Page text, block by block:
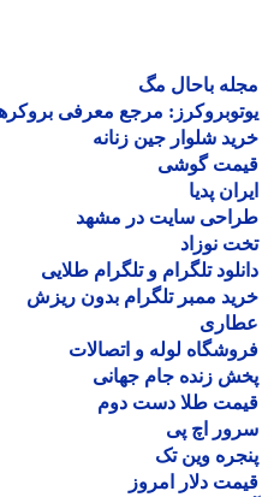
باحال مگ
مرجع معرفی بروکرها
شلوار جین زنانه
گوشی
پدیا
سایت در مشهد
نوزاد
تلگرام و تلگرام طلایی
ممبر تلگرام بدون ریزش
لوله و اتصالات
زنده جام جهانی
طلا دست دوم
اچ پی
وین تک
دلار امروز